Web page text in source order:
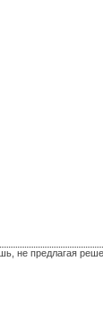
не предлагая